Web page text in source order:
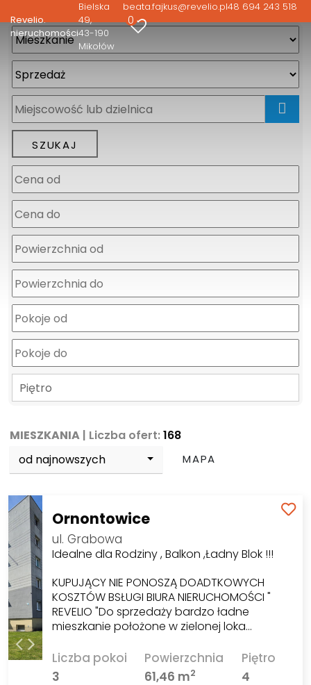
Revelio.
nieruchomości
Bielska
49
43-190
Mikołów
beata.fajkus@revelio.pl48 694 243 518
0
Piętro
MIESZKANIA | Liczba ofert:168
od najnowszych
MAPA
Ornontowice
ul. Grabowa
Idealne dla Rodziny , Balkon ,Ładny Blok !!!
KUPUJĄCY NIE PONOSZĄ DOADTKOWYCH
KOSZTÓW BSŁUGI BIURA NIERUCHOMOŚCI "
REVELIO "Do sprzedaży bardzo ładne
mieszkanie położone w zielonej loka…
Liczba pokoi
3
Powierzchnia
61,46 m2
Piętro
4